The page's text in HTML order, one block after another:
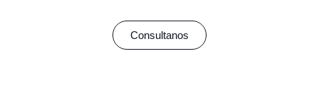
Consultanos